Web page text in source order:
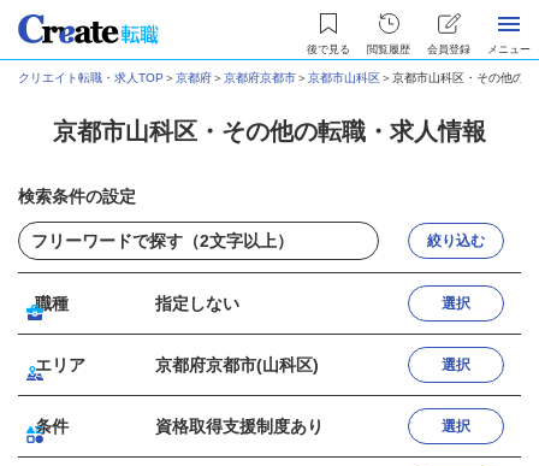
後で見る 閲覧履歴 会員登録 メニュー
クリエイト転職・求人TOP ＞京都府＞京都府京都市＞京都市山科区＞京都市山科区・その他の
京都市山科区・その他の転職・求人情報
検索条件の設定
絞り込む
職種 指定しない 選択
エリア 京都府京都市(山科区) 選択
条件 資格取得支援制度あり 選択